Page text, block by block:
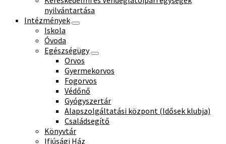
nyilvántartása
Intézmények
Iskola
Óvoda
Egészségügy
Orvos
Gyermekorvos
Fogorvos
Védőnő
Gyógyszertár
Alapszolgáltatási központ (Idősek klubja)
Családsegítő
Könyvtár
Ifjúsági Ház